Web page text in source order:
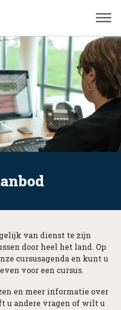
van dienst te zijn
door heel het land. Op
cursusagenda en kunt u
voor een cursus.
en meer informatie over
u andere vragen of wilt u